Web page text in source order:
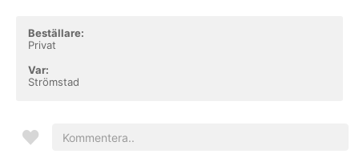
Beställare:
Privat
Var:
Strömstad